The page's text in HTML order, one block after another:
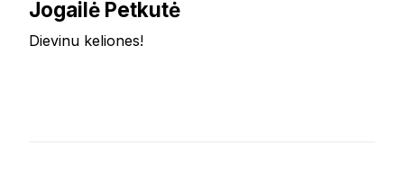
Jogailė Petkutė
Dievinu keliones!